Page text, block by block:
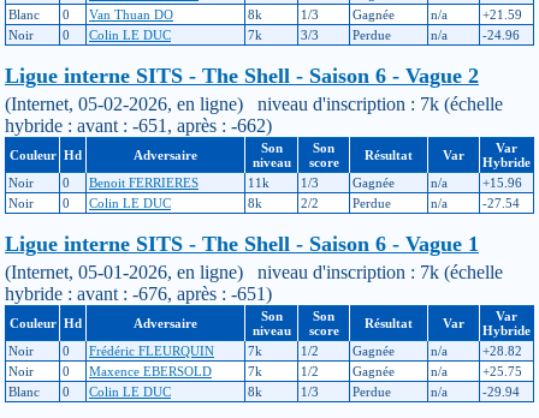
Blanc
0 Van Thuan DO 8k 1/3 Gagnée n/a
+21.59
Noir
0 Colin LE DUC 7k 3/3 Perdue n/a -24.96
Ligue interne SITS - The Shell - Saison 6 - Vague 2
(Internet, 05-02-2026, en ligne) niveau d'inscription : 7k (échelle
hybride : avant : -651, après : -662)
Couleur Hd Adversaire
Son
niveau
Son
score
Résultat Var
Var
Hybride
Noir
0 Benoit FERRIERES 11k 1/3 Gagnée n/a
+15.96
Noir
0 Colin LE DUC 8k 2/2 Perdue n/a -27.54
Ligue interne SITS - The Shell - Saison 6 - Vague 1
(Internet, 05-01-2026, en ligne) niveau d'inscription : 7k (échelle
hybride : avant : -676, après : -651)
Couleur Hd Adversaire
Son
niveau
Son
score
Résultat Var
Var
Hybride
Noir
0 Frédéric FLEURQUIN 7k 1/2 Gagnée n/a
+28.82
Noir
0 Maxence EBERSOLD 7k 1/2 Gagnée n/a
+25.75
Blanc
0 Colin LE DUC 8k 1/3 Perdue n/a -29.94